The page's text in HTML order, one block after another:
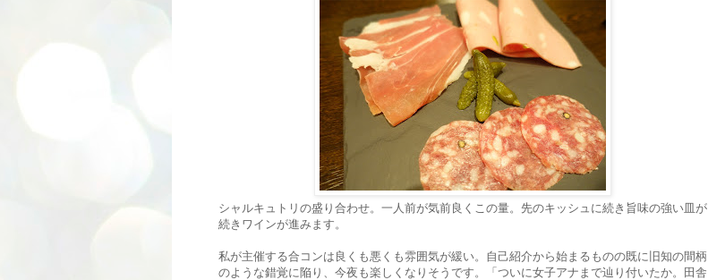
シャルキュトリの盛り合わせ。一人前が気前良くこの量。先のキッシュに続き旨味の強い皿が
続きワインが進みます。
私が主催する合コンは良くも悪くも雰囲気が緩い。自己紹介から始まるものの既に旧知の間柄
のような錯覚に陥り、今夜も楽しくなりそうです。「ついに女子アナまで辿り付いたか。田舎